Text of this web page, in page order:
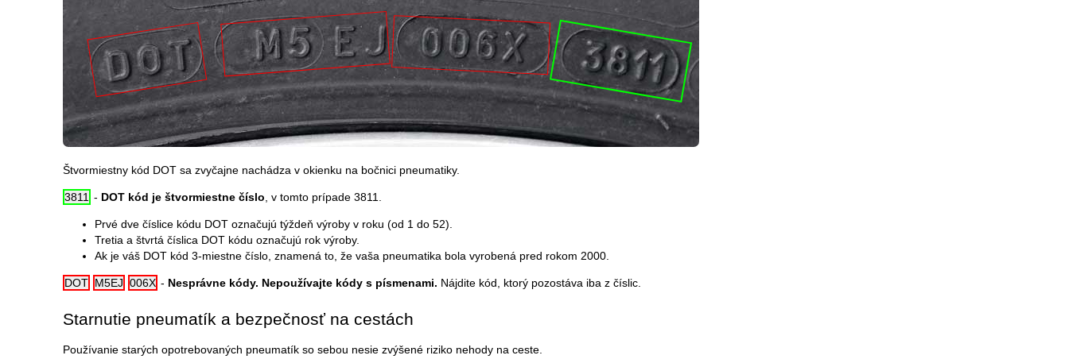
Štvormiestny kód DOT sa zvyčajne nachádza v okienku na bočnici pneumatiky.
3811 - DOT kód je štvormiestne číslo , v tomto prípade 3811.
Prvé dve číslice kódu DOT označujú týždeň výroby v roku (od 1 do 52).
Tretia a štvrtá číslica DOT kódu označujú rok výroby.
Ak je váš DOT kód 3-miestne číslo, znamená to, že vaša pneumatika bola vyrobená pred rokom 2000.
DOT M5EJ 006X - Nesprávne kódy. Nepoužívajte kódy s písmenami. Nájdite kód, ktorý pozostáva iba z číslic.
Starnutie pneumatík a bezpečnosť na cestách
Používanie starých opotrebovaných pneumatík so sebou nesie zvýšené riziko nehody na ceste.